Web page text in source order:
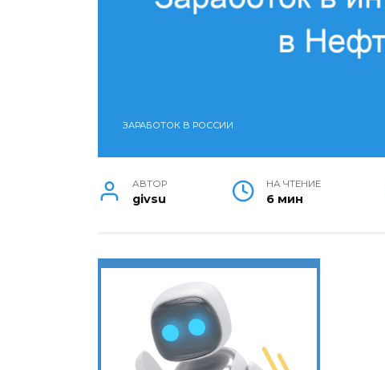
ЗАРАБОТОК В РОССИИ
АВТОР
givsu
НА ЧТЕНИЕ
6 мин